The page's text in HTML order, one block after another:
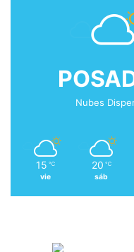
Nubes
15 ℃
vie
20 ℃
sáb